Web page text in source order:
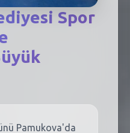
Spor
Pamukova'da
- AFET